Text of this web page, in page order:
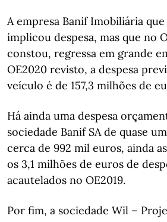
A empresa Banif Imobiliária que
implicou despesa, mas que no
constou, regressa em grande
OE2020 revisto, a despesa
veículo é de 157,3 milhões de
Há ainda uma despesa
sociedade Banif SA de quase
cerca de 992 mil euros, ainda
os 3,1 milhões de euros de
acautelados no OE2019.
Por fim, a sociedade Wil –